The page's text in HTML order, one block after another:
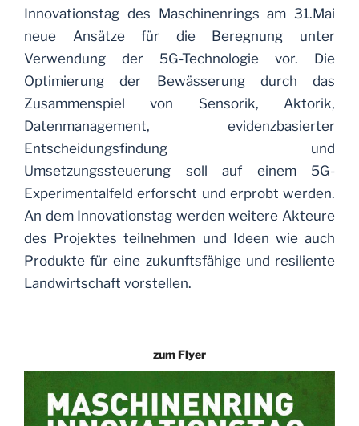
Innovationstag des Maschinenrings am 31.Mai
neue Ansätze für die Beregnung unter
Verwendung der 5G-Technologie vor. Die
Optimierung der Bewässerung durch das
Zusammenspiel von Sensorik, Aktorik,
Datenmanagement, evidenzbasierter
Entscheidungsfindung und
Umsetzungssteuerung soll auf einem 5G-
Experimentalfeld erforscht und erprobt werden.
An dem Innovationstag werden weitere Akteure
des Projektes teilnehmen und Ideen wie auch
Produkte für eine zukunftsfähige und resiliente
Landwirtschaft vorstellen.
zum Flyer